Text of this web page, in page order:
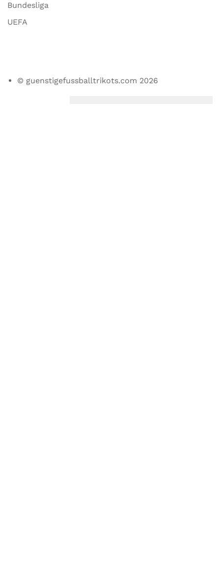
Bundesliga
UEFA
© guenstigefussballtrikots.com 2026